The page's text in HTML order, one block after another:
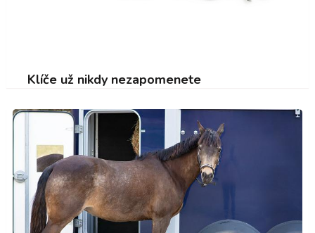
Klíče už nikdy nezapomenete